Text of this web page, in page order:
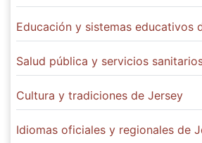
Educación y sistemas educativos
Salud pública y servicios
Cultura y tradiciones de Jersey
Idiomas oficiales y regionales de